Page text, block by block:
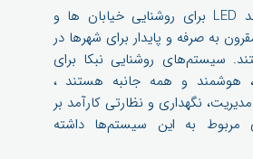
چراغ های هوشمند LED برای روشنایی خیابان ها و
به صرفه و پایدار برای شهرها در
سیستم‌های روشنایی نبکا برای
هوشمند و همه جانبه هستند ،
مدیریت، نگهداری و نظارتی کارآمد بر
مربوط به این سیستم‌ها داشته